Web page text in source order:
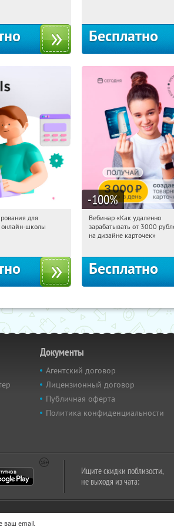
Бесплатно
Получили:
для
школы
-100%
03:51:04
Россия
Вебинар «Как удаленно
зарабатывать от 3000
на дизайне карточек»
Бесплатно
Документы
Агентский договор
Лицензионный договор
Публичная оферта
Политика конфиденциальности
Ищите скидки поблизости,
не выходя из чата: